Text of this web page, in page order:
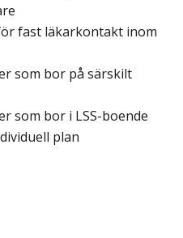
fast läkarkontakt inom
som bor på särskilt
som bor i LSS-boende
plan